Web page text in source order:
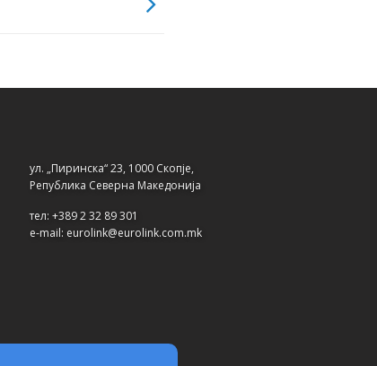
ул. „Пиринска“ 23, 1000 Скопје,
Република Северна Македонија
тел: +389 2 32 89 301
e-mail: eurolink@eurolink.com.mk